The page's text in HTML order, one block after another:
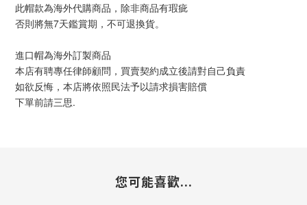
此帽款為海外代購商品，除非商品有瑕疵
否則將無7天鑑賞期，不可退換貨。
進口帽為海外訂製商品
本店有聘專任律師顧問，買賣契約成立後請對自己負責
如欲反悔，本店將依照民法予以請求損害賠償
下單前請三思.
您可能喜歡...